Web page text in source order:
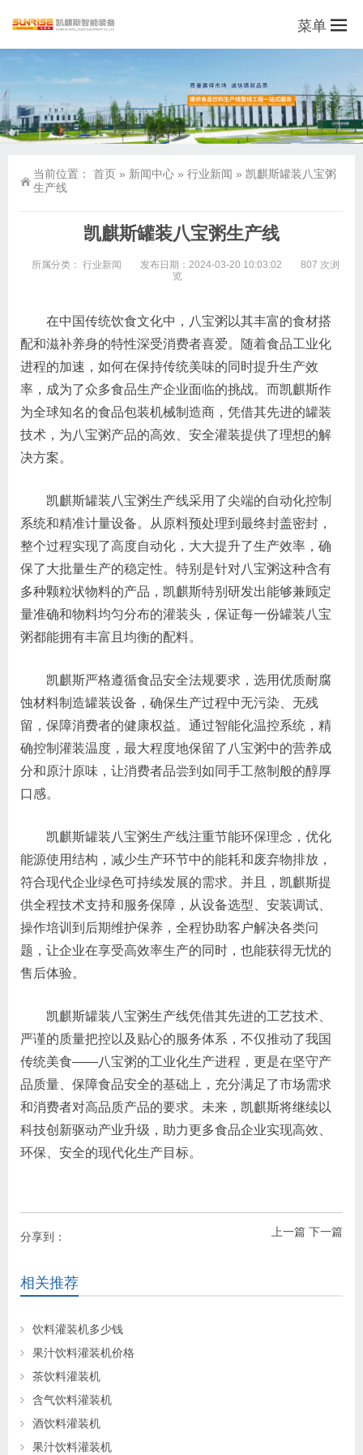
菜单
当前位置： 首页 » 新闻中心 » 行业新闻 » 凯麒斯罐装八宝粥
生产线
凯麒斯罐装八宝粥生产线
所属分类： 行业新闻 发布日期：2024-03-20 10:03:02
807 次浏
览
在中国传统饮食文化中，八宝粥以其丰富的食材搭
配和滋补养身的特性深受消费者喜爱。随着食品工业化
进程的加速，如何在保持传统美味的同时提升生产效
率，成为了众多食品生产企业面临的挑战。而凯麒斯作
为全球知名的食品包装机械制造商，凭借其先进的罐装
技术，为八宝粥产品的高效、安全灌装提供了理想的解
决方案。
凯麒斯罐装八宝粥生产线采用了尖端的自动化控制
系统和精准计量设备。从原料预处理到最终封盖密封，
整个过程实现了高度自动化，大大提升了生产效率，确
保了大批量生产的稳定性。特别是针对八宝粥这种含有
多种颗粒状物料的产品，凯麒斯特别研发出能够兼顾定
量准确和物料均匀分布的灌装头，保证每一份罐装八宝
粥都能拥有丰富且均衡的配料。
凯麒斯严格遵循食品安全法规要求，选用优质耐腐
蚀材料制造罐装设备，确保生产过程中无污染、无残
留，保障消费者的健康权益。通过智能化温控系统，精
确控制灌装温度，最大程度地保留了八宝粥中的营养成
分和原汁原味，让消费者品尝到如同手工熬制般的醇厚
口感。
凯麒斯罐装八宝粥生产线注重节能环保理念，优化
能源使用结构，减少生产环节中的能耗和废弃物排放，
符合现代企业绿色可持续发展的需求。并且，凯麒斯提
供全程技术支持和服务保障，从设备选型、安装调试、
操作培训到后期维护保养，全程协助客户解决各类问
题，让企业在享受高效率生产的同时，也能获得无忧的
售后体验。
凯麒斯罐装八宝粥生产线凭借其先进的工艺技术、
严谨的质量把控以及贴心的服务体系，不仅推动了我国
传统美食——八宝粥的工业化生产进程，更是在坚守产
品质量、保障食品安全的基础上，充分满足了市场需求
和消费者对高品质产品的要求。未来，凯麒斯将继续以
科技创新驱动产业升级，助力更多食品企业实现高效、
环保、安全的现代化生产目标。
上一篇 下一篇
分享到：
相关推荐
饮料灌装机多少钱
果汁饮料灌装机价格
茶饮料灌装机
含气饮料灌装机
酒饮料灌装机
果汁饮料灌装机